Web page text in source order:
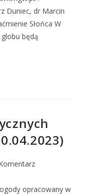
Duniec, dr Marcin
Słońca W
będą
opracowany w